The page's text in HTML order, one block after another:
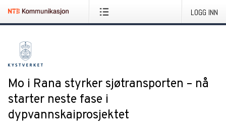
LOGG INN
Mo i Rana styrker sjøtransporten – nå
starter neste fase i
dypvannskaiprosjektet